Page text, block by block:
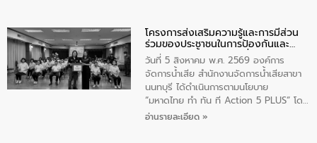
วัดสิงห์ จังหวัดชัยนาท โดยมีนายแสงชัย
สุขชื่น นายกเทศมนตรีตำบลวัดสิงห์ คณะผู้
บริหารเทศบาลตำบลวัดสิงห์ ผู้นำชุมชน และ
ประชาชนในพื้นที่เทศบาลตำบลวัดสิงก์ที่มี
ส่วนได้ส่วนเสียในโครงก่อสร้างศูนย์บริหาร
จัดการคุณภาพน้ำเทศบาลตำบลวัดสิงห์
จังหวัดชัยนาท ให้การต้อนรับ
โครงการส่งเสริมความรู้และการมีส่วน
ร่วมของประชาชนในการป้องกันและ
แก้ไขปัญหาน้ำเสียอย่างยั่งยืน
วันที่ 5 สิงหาคม พ.ศ. 2569 องค์การ
จัดการน้ำเสีย สำนักงานจัดการน้ำเสียสาขา
นนทบุรี ได้ดำเนินการตามนโยบาย
“มหาดไทย ทำ ทัน ที Action 5 PLUS” โดย
จัดโครงการส่งเสริมความรู้และการมีส่วน
อ่านรายละเอียด »